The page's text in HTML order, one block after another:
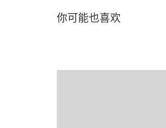
你可能也喜欢